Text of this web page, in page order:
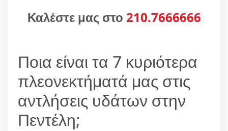
Καλέστε μας στο 210.7666666
Ποια είναι τα 7 κυριότερα
πλεονεκτήματά μας στις
αντλήσεις υδάτων στην
Πεντέλη;